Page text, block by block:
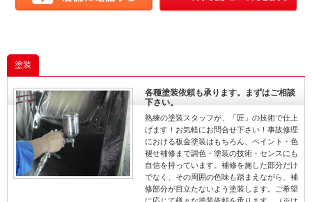
塗装
各種塗装依頼も承ります。まずはご相談
下さい。
熟練の塗装スタッフが、「匠」の技術で仕上
げます！お気軽にお問合せ下さい！事故修理
における板金塗装はもちろん、ペイント・色
褪せ補修まで調色・塗装の技術・センスにも
自信を持っています。補修を施した部分だけ
でなく、その周囲の色味も踏まえながら、補
修部分が目立たないよう塗装します。ご希望